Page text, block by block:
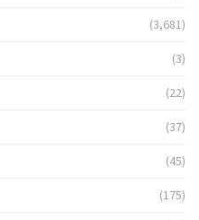
(3,681)
(3)
(22)
(37)
(45)
(175)